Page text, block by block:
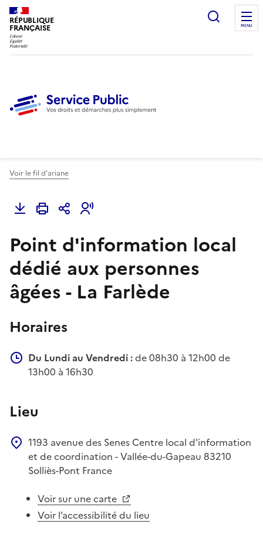
RÉPUBLIQUE
FRANÇAISE
Ouvrir
MENU
Voir le fil d'ariane
Point d'information local
dédié aux personnes
âgées - La Farlède
Horaires
Du Lundi au Vendredi :de 08h30 à 12h00 de
13h00 à 16h30
Lieu
1193 avenue des Senes Centre local d'information
et de coordination - Vallée-du-Gapeau 83210
Solliès-Pont France
Voir sur une carte
Voir l’accessibilité du lieu